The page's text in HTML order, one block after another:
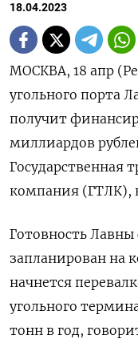
18.04.2023
МОСКВА, 18 апр
угольного порта
получит
миллиардов
Государственная
компания (ГТЛК),
Готовность Лавны
запланирован на
начнется
угольного
тонн в год,